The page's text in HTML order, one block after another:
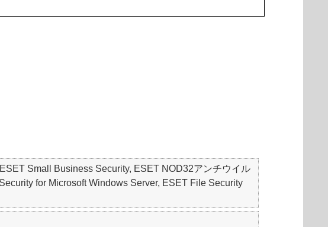
Small Business Security, ESET NOD32アンチウイル
for Microsoft Windows Server, ESET File Security